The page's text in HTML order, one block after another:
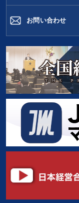
お問い合わせ